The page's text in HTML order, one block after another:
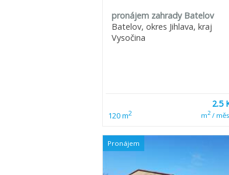
pronájem zahrady Batelov
Batelov, okres Jihlava, kraj
Vysočina
120 m2
2.5
m2/
Pronájem